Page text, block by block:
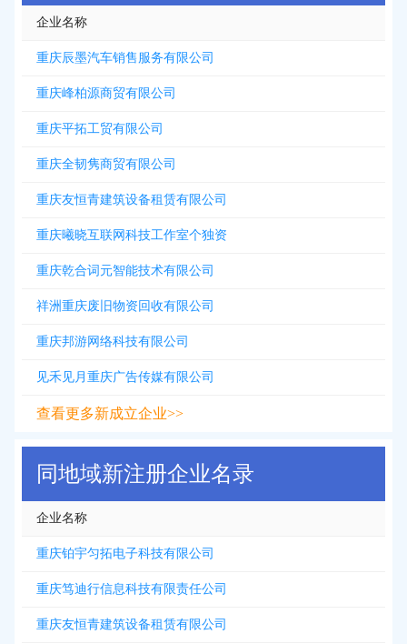
企业名称
重庆辰墨汽车销售服务有限公司
重庆峰柏源商贸有限公司
重庆平拓工贸有限公司
重庆全韧隽商贸有限公司
重庆友恒青建筑设备租赁有限公司
重庆曦晓互联网科技工作室个独资
重庆乾合词元智能技术有限公司
祥洲重庆废旧物资回收有限公司
重庆邦游网络科技有限公司
见禾见月重庆广告传媒有限公司
查看更多新成立企业>>
同地域新注册企业名录
企业名称
重庆铂宇匀拓电子科技有限公司
重庆笃迪行信息科技有限责任公司
重庆友恒青建筑设备租赁有限公司